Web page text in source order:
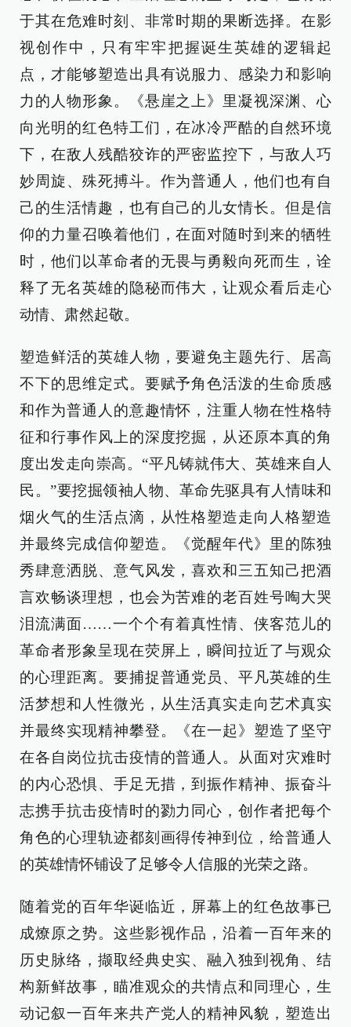
于其在危难时刻、非常时期的果断选择。在影
视创作中，只有牢牢把握诞生英雄的逻辑起
点，才能够塑造出具有说服力、感染力和影响
力的人物形象。《悬崖之上》里凝视深渊、心
向光明的红色特工们，在冰冷严酷的自然环境
下，在敌人残酷狡诈的严密监控下，与敌人巧
妙周旋、殊死搏斗。作为普通人，他们也有自
己的生活情趣，也有自己的儿女情长。但是信
仰的力量召唤着他们，在面对随时到来的牺牲
时，他们以革命者的无畏与勇毅向死而生，诠
释了无名英雄的隐秘而伟大，让观众看后走心
动情、肃然起敬。
塑造鲜活的英雄人物，要避免主题先行、居高
不下的思维定式。要赋予角色活泼的生命质感
和作为普通人的意趣情怀，注重人物在性格特
征和行事作风上的深度挖掘，从还原本真的角
度出发走向崇高。“平凡铸就伟大、英雄来自人
民。”要挖掘领袖人物、革命先驱具有人情味和
烟火气的生活点滴，从性格塑造走向人格塑造
并最终完成信仰塑造。《觉醒年代》里的陈独
秀肆意洒脱、意气风发，喜欢和三五知己把酒
言欢畅谈理想，也会为苦难的老百姓号啕大哭
泪流满面……一个个有着真性情、侠客范儿的
革命者形象呈现在荧屏上，瞬间拉近了与观众
的心理距离。要捕捉普通党员、平凡英雄的生
活梦想和人性微光，从生活真实走向艺术真实
并最终实现精神攀登。《在一起》塑造了坚守
在各自岗位抗击疫情的普通人。从面对灾难时
的内心恐惧、手足无措，到振作精神、振奋斗
志携手抗击疫情时的勠力同心，创作者把每个
角色的心理轨迹都刻画得传神到位，给普通人
的英雄情怀铺设了足够令人信服的光荣之路。
随着党的百年华诞临近，屏幕上的红色故事已
成燎原之势。这些影视作品，沿着一百年来的
历史脉络，撷取经典史实、融入独到视角、结
构新鲜故事，瞄准观众的共情点和同理心，生
动记叙一百年来共产党人的精神风貌，塑造出